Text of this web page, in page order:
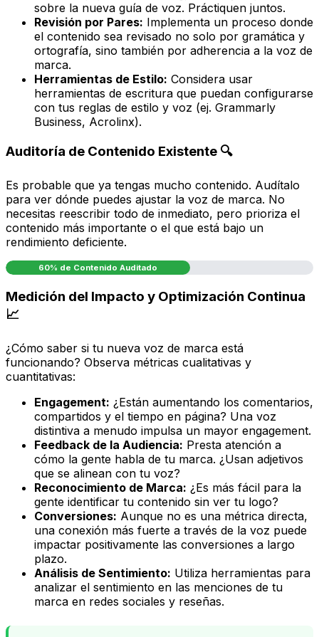
sobre la nueva guía de voz. Práctiquen juntos.
Revisión por Pares: Implementa un proceso donde
el contenido sea revisado no solo por gramática y
ortografía, sino también por adherencia a la voz de
marca.
Herramientas de Estilo: Considera usar
herramientas de escritura que puedan configurarse
con tus reglas de estilo y voz (ej. Grammarly
Business, Acrolinx).
Auditoría de Contenido Existente 🔍
Es probable que ya tengas mucho contenido. Audítalo
para ver dónde puedes ajustar la voz de marca. No
necesitas reescribir todo de inmediato, pero prioriza el
contenido más importante o el que está bajo un
rendimiento deficiente.
60% de Contenido Auditado
Medición del Impacto y Optimización Continua
📈
¿Cómo saber si tu nueva voz de marca está
funcionando? Observa métricas cualitativas y
cuantitativas:
Engagement: ¿Están aumentando los comentarios,
compartidos y el tiempo en página? Una voz
distintiva a menudo impulsa un mayor engagement.
Feedback de la Audiencia: Presta atención a
cómo la gente habla de tu marca. ¿Usan adjetivos
que se alinean con tu voz?
Reconocimiento de Marca: ¿Es más fácil para la
gente identificar tu contenido sin ver tu logo?
Conversiones: Aunque no es una métrica directa,
una conexión más fuerte a través de la voz puede
impactar positivamente las conversiones a largo
plazo.
Análisis de Sentimiento: Utiliza herramientas para
analizar el sentimiento en las menciones de tu
marca en redes sociales y reseñas.